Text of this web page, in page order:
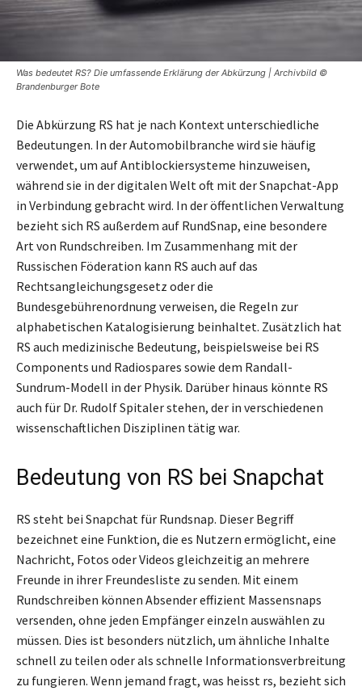
Was bedeutet RS? Die umfassende Erklärung der Abkürzung | Archivbild ©
Brandenburger Bote
Die Abkürzung RS hat je nach Kontext unterschiedliche
Bedeutungen. In der Automobilbranche wird sie häufig
verwendet, um auf Antiblockiersysteme hinzuweisen,
während sie in der digitalen Welt oft mit der Snapchat-App
in Verbindung gebracht wird. In der öffentlichen Verwaltung
bezieht sich RS außerdem auf RundSnap, eine besondere
Art von Rundschreiben. Im Zusammenhang mit der
Russischen Föderation kann RS auch auf das
Rechtsangleichungsgesetz oder die
Bundesgebührenordnung verweisen, die Regeln zur
alphabetischen Katalogisierung beinhaltet. Zusätzlich hat
RS auch medizinische Bedeutung, beispielsweise bei RS
Components und Radiospares sowie dem Randall-
Sundrum-Modell in der Physik. Darüber hinaus könnte RS
auch für Dr. Rudolf Spitaler stehen, der in verschiedenen
wissenschaftlichen Disziplinen tätig war.
Bedeutung von RS bei Snapchat
RS steht bei Snapchat für Rundsnap. Dieser Begriff
bezeichnet eine Funktion, die es Nutzern ermöglicht, eine
Nachricht, Fotos oder Videos gleichzeitig an mehrere
Freunde in ihrer Freundesliste zu senden. Mit einem
Rundschreiben können Absender effizient Massensnaps
versenden, ohne jeden Empfänger einzeln auswählen zu
müssen. Dies ist besonders nützlich, um ähnliche Inhalte
schnell zu teilen oder als schnelle Informationsverbreitung
zu fungieren. Wenn jemand fragt, was heisst rs, bezieht sich